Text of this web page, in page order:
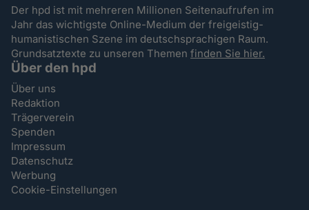
Der hpd ist mit mehreren Millionen Seitenaufrufen im
Jahr das wichtigste Online-Medium der freigeistig-
humanistischen Szene im deutschsprachigen Raum.
Grundsatztexte zu unseren Themenfinden Sie hier.
Über den hpd
Über uns
Redaktion
Trägerverein
Spenden
Impressum
Datenschutz
Werbung
Cookie-Einstellungen